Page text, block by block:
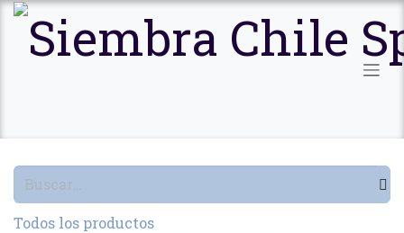
Ir al contenido
Todos los productos